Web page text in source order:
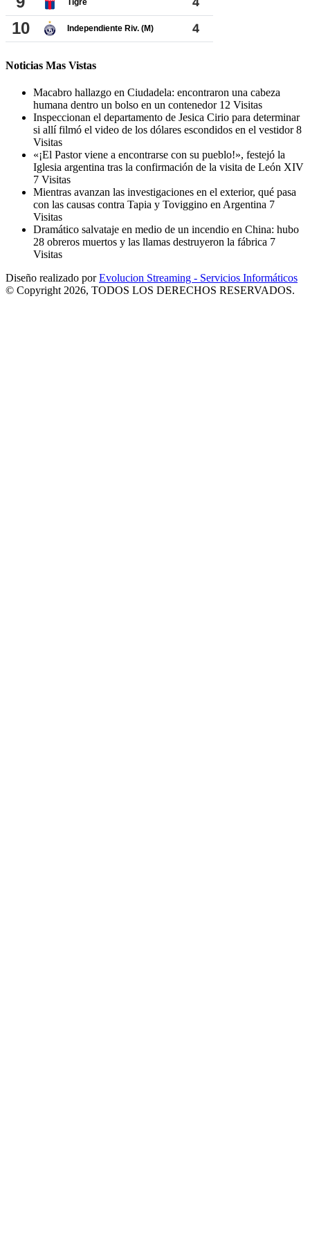
Noticias Mas Vistas
Macabro hallazgo en Ciudadela: encontraron una cabeza
humana dentro un bolso en un contenedor 12 Visitas
Inspeccionan el departamento de Jesica Cirio para determinar
si allí filmó el video de los dólares escondidos en el vestidor8
Visitas
«¡El Pastor viene a encontrarse con su pueblo!», festejó la
Iglesia argentina tras la confirmación de la visita de León XIV
7 Visitas
Mientras avanzan las investigaciones en el exterior, qué pasa
con las causas contra Tapia y Toviggino en Argentina 7
Visitas
Dramático salvataje en medio de un incendio en China: hubo
28 obreros muertos y las llamas destruyeron la fábrica 7
Visitas
Diseño realizado porEvolucion Streaming - Servicios Informáticos
© Copyright 2026, TODOS LOS DERECHOS RESERVADOS.